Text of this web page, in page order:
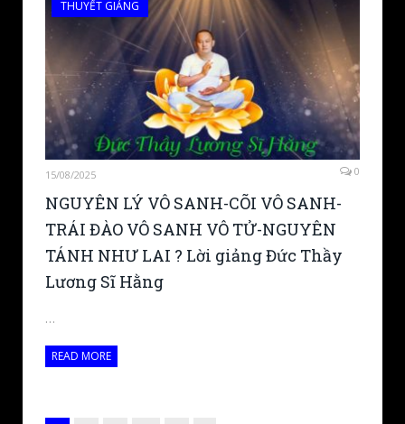
THUYẾT GIẢNG
15/08/2025 0
NGUYÊN LÝ VÔ SANH-CÕI VÔ SANH-
TRÁI ĐÀO VÔ SANH VÔ TỬ-NGUYÊN
TÁNH NHƯ LAI ? Lời giảng Đức Thầy
Lương Sĩ Hằng
…
READ MORE